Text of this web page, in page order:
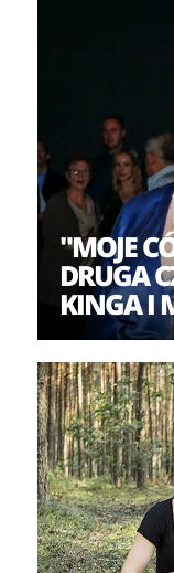
"MOJE
DRUGA
KINGA I